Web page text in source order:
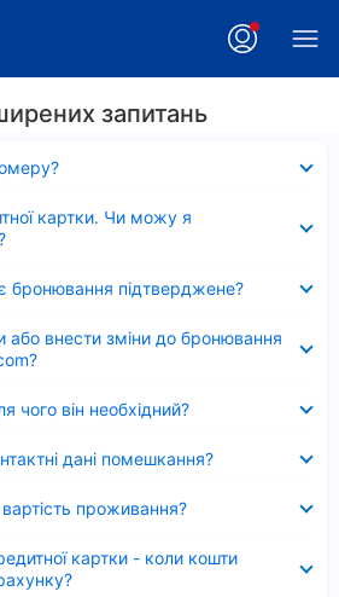
запитань
картки. Чи можу я
бронювання підтверджене?
внести зміни до бронювання
чого він необхідний?
дані помешкання?
проживання?
картки - коли кошти